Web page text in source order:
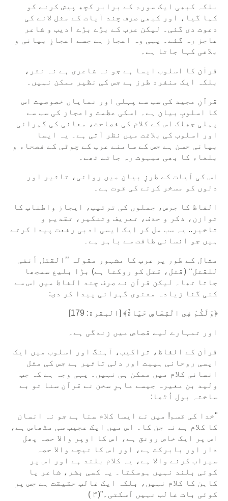
بلکہ کبھی ایک سورۃ کے برابر کچھ پیش کرنے کو
کہا گیا، اور کبھی صرف چند آیات کے مثل لانے کی
دعوت دی گئی۔ لیکن عرب کے بڑے بڑے ادیب و شاعر
عاجز رہ گئے۔ یہی وہ اعجاز ہے جسے اعجازِ بیانی و
بلاغی کہا جاتا ہے۔
قرآن کا اسلوب ایسا ہے جو نہ شاعری ہے نہ نثر،
بلکہ ایک منفرد طرز ہے جس کی نظیر ممکن نہیں۔
قرآنِ مجید کی سب سے پہلی اور نمایاں خصوصیت اس
کا اسلوبِ بیان ہے۔ اسکی عظمت واعجاز کی سب سے
پہلی جھلک اس کے کلام کی فصاحت، معانی کی گہرائی
اور اسلوب کی بلاغت میں نظر آتی ہے۔ یہ ایسا
بیانی حسن ہے جس کے سامنے عرب کے چوٹی کے فصحاء و
بلغاء کا بھی مبہوت رہ جاتے تھے۔
اس کی آیات کے طرزِ بیان میں روانی، تاثیر اور
دلوں کو مسخر کرنے کی قوت ہے۔
الفاظ کا جرس، جملوں کی ترتیب، ایجاز واطناب کا
توازن، ذکر و حذف، تعریف وتنکیر، تقدیم و
تاخیر.. یہ سب مل کر ایک ایسی ادبی رفعت پیدا کرتے
ہیں جو انسانی طاقت سے باہر ہے۔
مثال کے طور پر عرب کا مشہور مقولہ ’’القتل أنفی
للقتل‘‘ (قتل، قتل کو روکتا ہے) بڑا بلیغ سمجھا
جاتا تھا۔ لیکن قرآن نے صرف چند الفاظ میں اس سے
کئی گنا زیادہ معنوی گہرائی پیدا کر دی:
﴿وَلَكُمْ فِي الْقِصَاصِ حَيَاةٌ﴾ [البقرة: 179]
اور تمہارے لیے قصاص میں زندگی ہے۔
قرآن کے الفاظ، تراکیب، آہنگ اور اسلوب میں ایک
ایسی روحانی ہیبت اور دلی تاثیر ہے جس کی مثل
انسانی کلام میں ممکن ہی نہیں۔ یہی وجہ ہے کہ جب
ولید بن مغیرہ جیسے ماہرِ سخن نے قرآن سنا تو بے
ساختہ بول اُٹھا:
"خدا کی قسم! میں نے ایسا کلام سنا ہے جو نہ انسان
کا کلام ہے نہ جن کا۔ اس میں ایک عجیب سی مٹھاس ہے،
اس پر ایک خاص رونق ہے، اس کا اوپر والا حصہ پھل
دار اور بابرکت ہے، اور اس کا نیچے والا حصہ
سیراب کرنے والا ہے، یہ کلام بلند ہے اور اس پر
کوئی بلند نہیں ہوسکتا۔ یہ کسی بشر، شاعر یا
کاہن کا کلام نہیں، بلکہ ایک غالب حقیقت ہے جس پر
کوئی بات غالب نہیں آسکتی۔”(۳ )